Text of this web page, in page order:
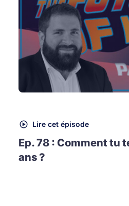
Lire cet épisode
Ep. 78 : Comment tu
ans ?